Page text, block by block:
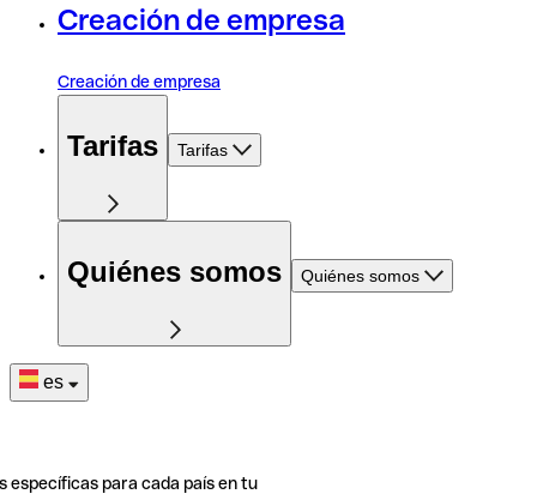
Creación de empresa
Creación de empresa
Tarifas Tarifas
Quiénes somos Quiénes somos
es
específicas para cada país en tu